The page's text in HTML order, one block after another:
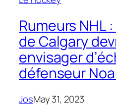
Rumeurs NHL
de Calgary
envisager
défenseur
JosMay 31, 2023